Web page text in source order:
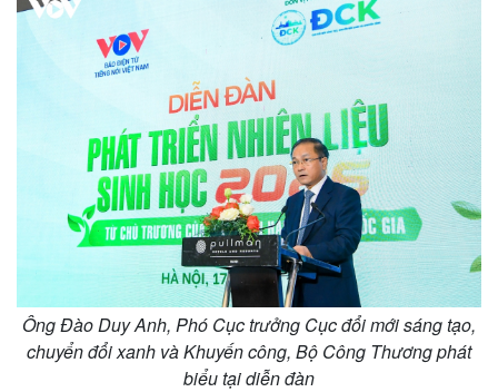
Ông Đào Duy Anh, Phó Cục trưởng Cục đổi mới sáng tạo,
chuyển đổi xanh và Khuyến công, Bộ Công Thương phát
biểu tại diễn đàn